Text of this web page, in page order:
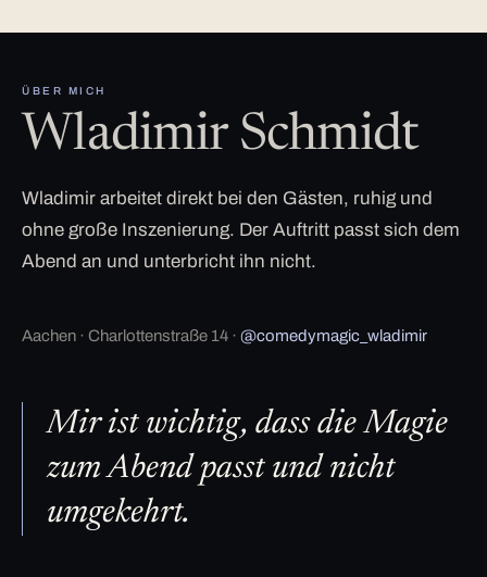
ÜBER MICH
Wladimir Schmidt
Wladimir arbeitet direkt bei den Gästen, ruhig und
ohne große Inszenierung. Der Auftritt passt sich dem
Abend an und unterbricht ihn nicht.
Aachen · Charlottenstraße 14 · @comedymagic_wladimir
Mir ist wichtig, dass die Magie
zum Abend passt und nicht
umgekehrt.